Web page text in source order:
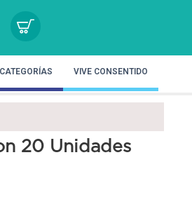
VIVE CONSENTIDO
20 Unidades